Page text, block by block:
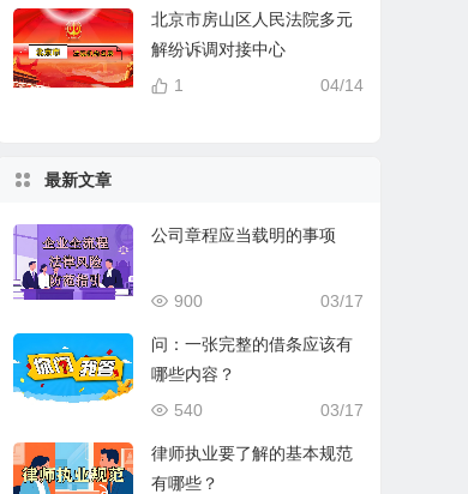
北京市房山区人民法院多元
解纷诉调对接中心
04/14
1
最新文章
公司章程应当载明的事项
03/17
900
问：一张完整的借条应该有
哪些内容？
03/17
540
律师执业要了解的基本规范
有哪些？